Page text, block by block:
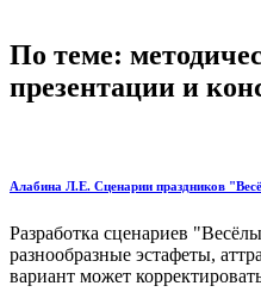
По теме:
презентации и
Алабина Л.Е. Сценарии праздников
Разработка сценариев
разнообразные эстафеты,
вариант может